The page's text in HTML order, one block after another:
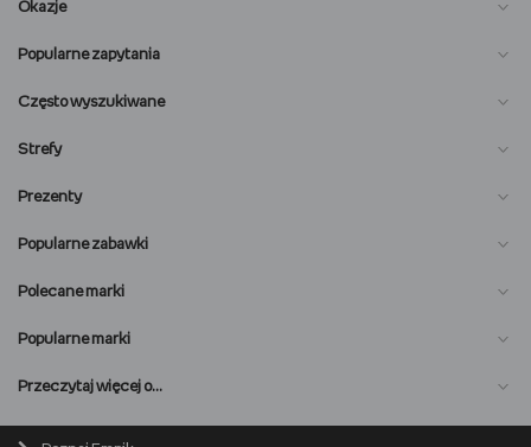
Okazje
Popularne zapytania
Często wyszukiwane
Strefy
Prezenty
Popularne zabawki
Polecane marki
Popularne marki
Przeczytaj więcej o…
O nas
Biuro prasowe